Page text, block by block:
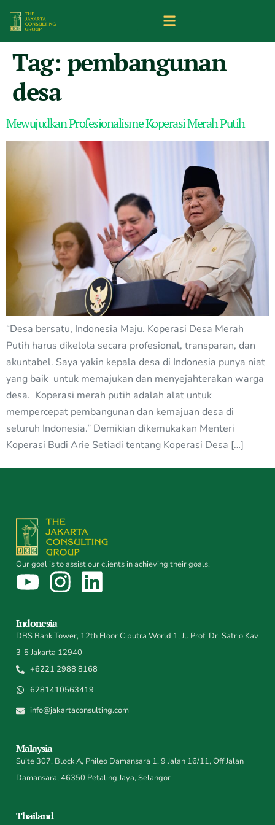
Tag: pembangunan
desa
Mewujudkan Profesionalisme Koperasi Merah Putih
“Desa bersatu, Indonesia Maju. Koperasi Desa Merah
Putih harus dikelola secara profesional, transparan, dan
akuntabel. Saya yakin kepala desa di Indonesia punya niat
yang baik untuk memajukan dan menyejahterakan warga
desa. Koperasi merah putih adalah alat untuk
mempercepat pembangunan dan kemajuan desa di
seluruh Indonesia.” Demikian dikemukakan Menteri
Koperasi Budi Arie Setiadi tentang Koperasi Desa […]
Our goal is to assist our clients in achieving their goals.
Indonesia
DBS Bank Tower, 12th Floor Ciputra World 1, Jl. Prof. Dr. Satrio Kav
3-5 Jakarta 12940
+6221 2988 8168
6281410563419
info@jakartaconsulting.com
Malaysia
Suite 307, Block A, Phileo Damansara 1, 9 Jalan 16/11, Off Jalan
Damansara, 46350 Petaling Jaya, Selangor
Thailand